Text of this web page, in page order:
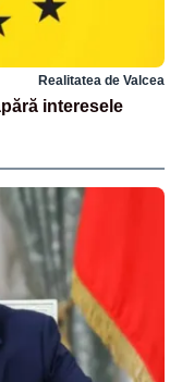
Realitatea de Valcea
interesele